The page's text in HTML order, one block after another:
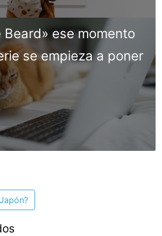
Beard» ese momento
se empieza a poner